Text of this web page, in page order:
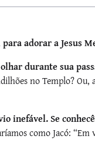
adorar a Jesus
durante sua
no Templo? Ou,
inefável. Se
como Jacó: “Em